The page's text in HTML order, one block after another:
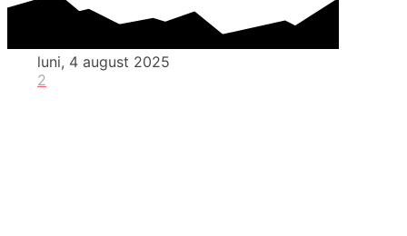
luni, 4 august 2025
2